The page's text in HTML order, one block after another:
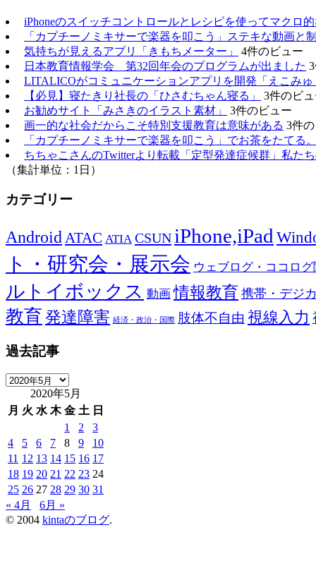
iPhoneのスイッチコントロールとレシピを使ってマクロ
「カプチーノミキサーで楽器を叩こう」ステキな動画と
気持ちが見えるアプリ「きもちメーター」
4件のビュー
日本教育情報学会 第32回年会のプログラムが出ました
LITALICOがコミュニケーションアプリを開発「えこみゅ
【必見】寝たきり社長の「ひさむちゃん寝る」
3件のビ
お勧めサイト「みさきのイラスト素材」
3件のビュー
画一的な社会だからこそ特別支援教育は意味がある 3件
「カプチーノミキサーで楽器を叩こう」でお茶をたてる
ちちゃこさんのTwitterより転載「定型発達症候群」私た
（集計単位：1日）
カテゴリー
Android ATAC ATIA CSUN iPhone,iPad
ト・研究会・展示会 ウェブログ・ココログ
ルトイボックス 動画 情報教育 携帯・デジ
教育発達障害 経済・政治・国際 肢体不自由 視線入力
過去記事
過
記
2020年5月
月 火 水 木 金 土 日
1
2
3
4
5 6 7 8 9
10
11 12 13 14 15 16 17
18 19 20 21 22 23 24
25 26 27 28 29 30 31
« 4月
6月 »
© 2004 kintaのブログ.